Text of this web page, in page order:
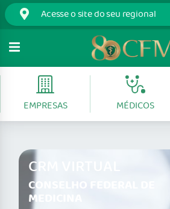
EMPRESAS MÉDICOS
CRM VIRTUAL
CONSELHO FEDERAL DE
MEDICINA